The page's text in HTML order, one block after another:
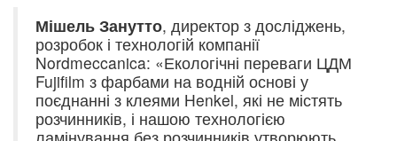
Мішель Занутто, директор з досліджень,
розробок і технологій компанії
Nordmeccanica: «Екологічні переваги ЦДМ
Fujifilm з фарбами на водній основі у
поєднанні з клеями Henkel, які не містять
розчинників, і нашою технологією